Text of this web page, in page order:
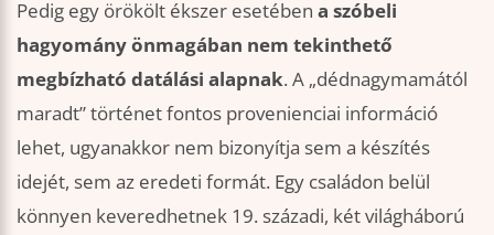
Pedig egy örökölt ékszer esetében a szóbeli
hagyomány önmagában nem tekinthető
megbízható datálási alapnak. A „dédnagymamától
maradt” történet fontos provenienciai információ
lehet, ugyanakkor nem bizonyítja sem a készítés
idejét, sem az eredeti formát. Egy családon belül
könnyen keveredhetnek 19. századi, két világháború